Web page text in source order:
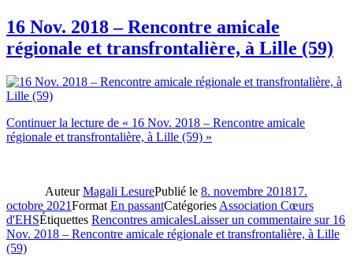
16 Nov. 2018 – Rencontre amicale
régionale et transfrontalière, à Lille (59)
Continuer la lecture de « 16 Nov. 2018 – Rencontre amicale
régionale et transfrontalière, à Lille (59) »
AuteurMagali LesurePublié le 8. novembre 201817.
octobre 2021Format En passantCatégories Association Cœurs
d'EHSÉtiquettes Rencontres amicalesLaisser un commentaire sur 16
Nov. 2018 – Rencontre amicale régionale et transfrontalière, à Lille
(59)